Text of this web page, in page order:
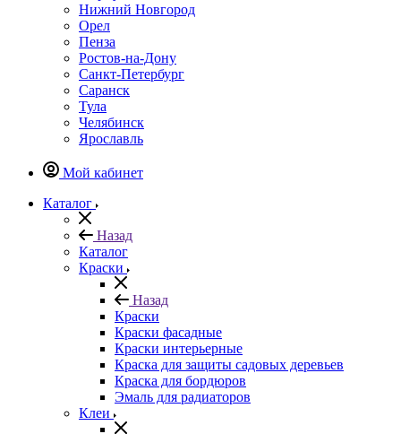
Нижний Новгород
Орел
Пенза
Ростов-на-Дону
Санкт-Петербург
Саранск
Тула
Челябинск
Ярославль
Мой кабинет
Каталог
Назад
Каталог
Краски
Назад
Краски
Краски фасадные
Краски интерьерные
Краска для защиты садовых деревьев
⁠Краска для бордюров
Эмаль для радиаторов
Клеи